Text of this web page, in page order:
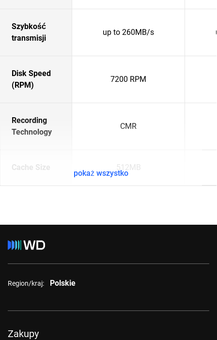
Szybkość
transmisji
up to 260MB/s
Disk Speed
(RPM)
7200 RPM
Recording
Technology
CMR
Cache Size 512MB
pokaż wszystko
Region/kraj: Polskie
Zakupy